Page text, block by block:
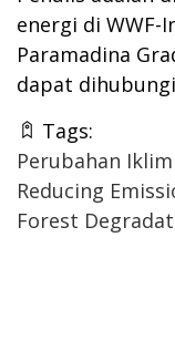
energi di WWF-
Paramadina
dapat
Tags:
Perubahan Iklim
Reducing
Forest